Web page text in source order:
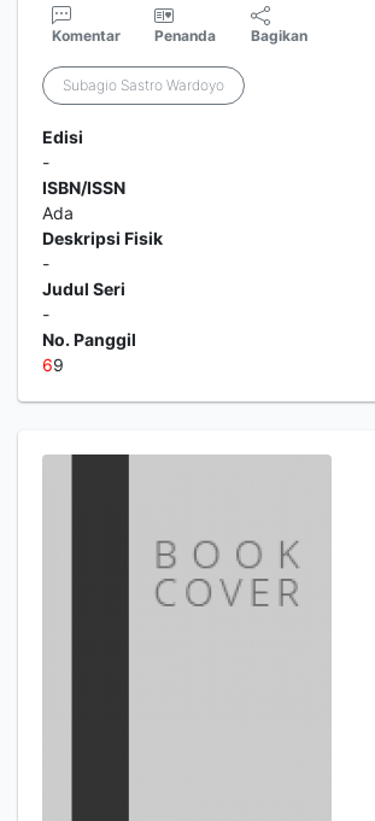
Komentar Penanda Bagikan
Subagio Sastro Wardoyo
Edisi
-
ISBN/ISSN
Ada
Deskripsi Fisik
-
Judul Seri
-
No. Panggil
69